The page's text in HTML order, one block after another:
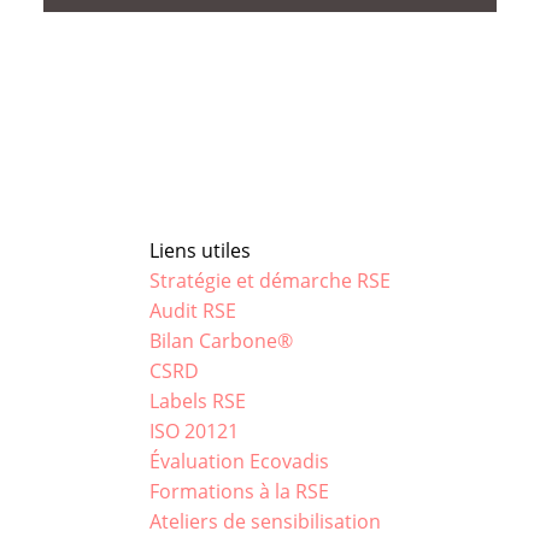
Liens utiles
Stratégie et démarche RSE
Audit RSE
Bilan Carbone®
CSRD
Labels RSE
ISO 20121
Évaluation Ecovadis
Formations à la RSE
Ateliers de sensibilisation